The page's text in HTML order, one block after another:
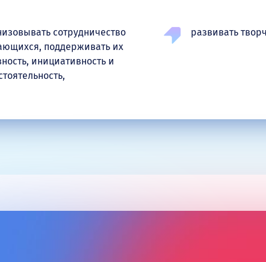
сотрудничество
поддерживать их
инициативность и
развивать